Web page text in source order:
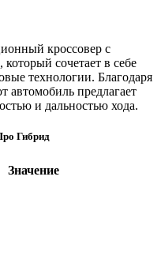
кроссовер с
сочетает в себе
технологии. Благодаря
автомобиль предлагает
и дальностью хода.
Гибрид
Значение